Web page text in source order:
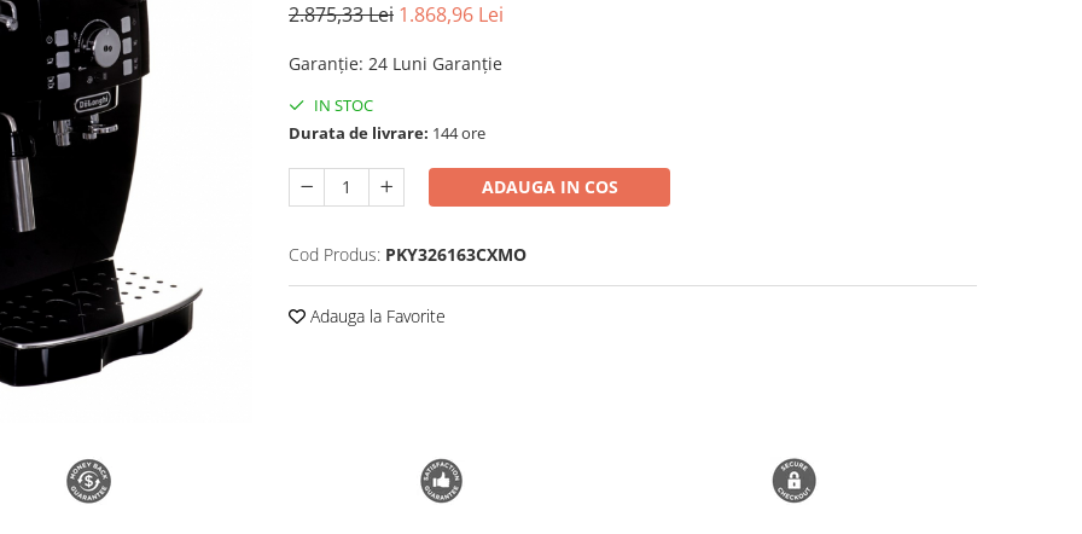
2.875,33 Lei 1.868,96 Lei
Garanție: 24 Luni Garanție
IN STOC
Durata de livrare: 144 ore
ADAUGA IN COS
Cod Produs: PKY326163CXMO
Adauga la Favorite